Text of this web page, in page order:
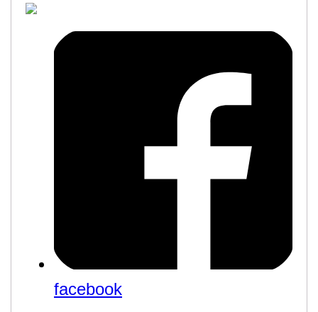
facebook